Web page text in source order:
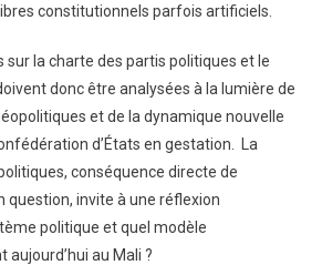
constitutionnels parfois artificiels.
sur la charte des partis politiques et le
donc être analysées à la lumière de
et de la dynamique nouvelle
d’États en gestation. La
conséquence directe de
question, invite à une réflexion
politique et quel modèle
au Mali ?